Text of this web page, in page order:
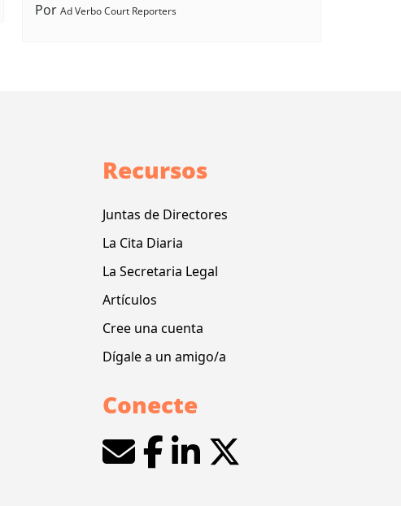
Por Ad Verbo Court Reporters
Recursos
Juntas de Directores
La Cita Diaria
La Secretaria Legal
Artículos
Cree una cuenta
Dígale a un amigo/a
Conecte